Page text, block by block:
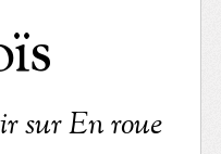
sur En roue